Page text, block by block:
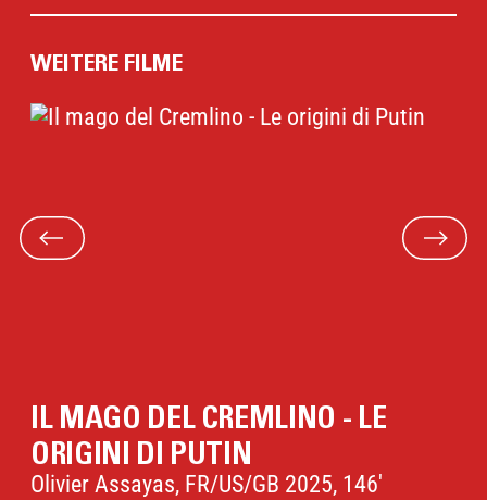
la nascita del figlio. Attraverso il confronto
documentario affronta il tema ancora poco
WEITERE FILME
IL MAGO DEL CREMLINO - LE
ORIGINI DI PUTIN
Olivier Assayas, FR/US/GB 2025, 146'